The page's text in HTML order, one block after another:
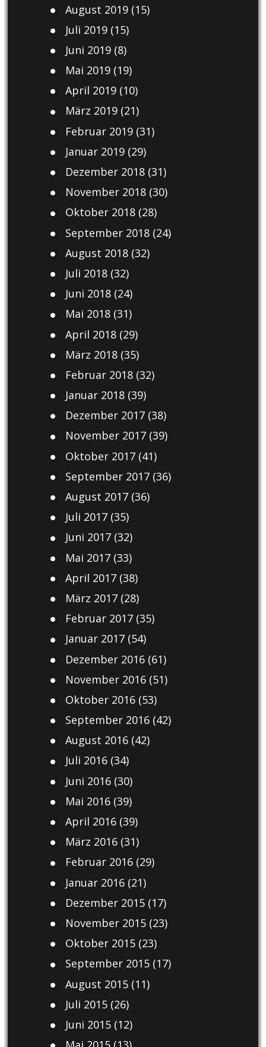
August 2019(15)
Juli 2019(15)
Juni 2019(8)
Mai 2019(19)
April 2019(10)
März 2019(21)
Februar 2019(31)
Januar 2019(29)
Dezember 2018(31)
November 2018(30)
Oktober 2018(28)
September 2018(24)
August 2018(32)
Juli 2018(32)
Juni 2018(24)
Mai 2018(31)
April 2018(29)
März 2018(35)
Februar 2018(32)
Januar 2018(39)
Dezember 2017(38)
November 2017(39)
Oktober 2017(41)
September 2017(36)
August 2017(36)
Juli 2017(35)
Juni 2017(32)
Mai 2017(33)
April 2017(38)
März 2017(28)
Februar 2017(35)
Januar 2017(54)
Dezember 2016(61)
November 2016(51)
Oktober 2016(53)
September 2016(42)
August 2016(42)
Juli 2016(34)
Juni 2016(30)
Mai 2016(39)
April 2016(39)
März 2016(31)
Februar 2016(29)
Januar 2016(21)
Dezember 2015(17)
November 2015(23)
Oktober 2015(23)
September 2015(17)
August 2015(11)
Juli 2015(26)
Juni 2015(12)